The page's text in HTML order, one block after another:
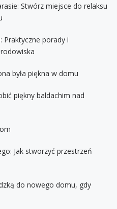
Stwórz miejsce do relaksu
Praktyczne porady i
była piękna w domu
piękny baldachim nad
Jak stworzyć przestrzeń
do nowego domu, gdy